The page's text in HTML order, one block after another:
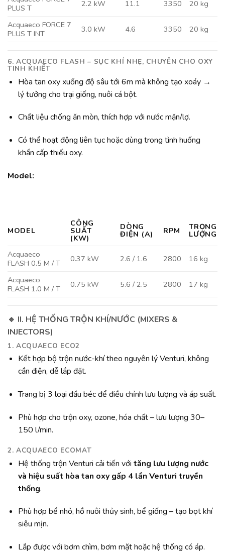
PLUS T
2.2 kW 11.1 3350 20 kg
Acquaeco FORCE 7
PLUS T INT
3.0 kW 4.6 3350 20 kg
6. ACQUAECO FLASH – SỤC KHÍ NHẸ, CHUYÊN CHO OXY
TINH KHIẾT
Hòa tan oxy xuống độ sâu tới 6m mà không tạo xoáy →
lý tưởng cho trại giống, nuôi cá bột.
Chất liệu chống ăn mòn, thích hợp với nước mặn/lợ.
Có thể hoạt động liên tục hoặc dùng trong tình huống
khẩn cấp thiếu oxy.
Model:
MODEL
CÔNG
SUẤT
(KW)
DÒNG
ĐIỆN (A) RPM TRỌNG
LƯỢNG
Acquaeco
FLASH 0.5 M / T
0.37 kW 2.6 / 1.6 2800 16 kg
Acquaeco
FLASH 1.0 M / T
0.75 kW 5.6 / 2.5 2800 17 kg
🔹 II. HỆ THỐNG TRỘN KHÍ/NƯỚC (MIXERS &
INJECTORS)
1. ACQUAECO ECO2
Kết hợp bộ trộn nước-khí theo nguyên lý Venturi, không
cần điện, dễ lắp đặt.
Trang bị 3 loại đầu béc để điều chỉnh lưu lượng và áp suất.
Phù hợp cho trộn oxy, ozone, hóa chất – lưu lượng 30–
150 l/min.
2. ACQUAECO ECOMAT
Hệ thống trộn Venturi cải tiến với tăng lưu lượng nước
và hiệu suất hòa tan oxy gấp 4 lần Venturi truyền
thống.
Phù hợp bể nhỏ, hồ nuôi thủy sinh, bể giống – tạo bọt khí
siêu mịn.
Lắp được với bơm chìm, bơm mặt hoặc hệ thống có áp.